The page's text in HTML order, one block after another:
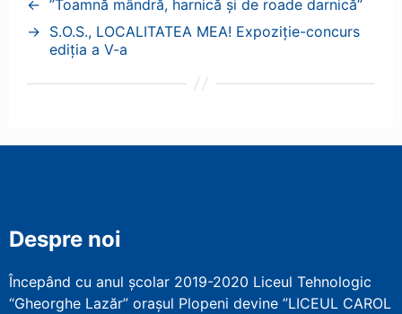
← ”Toamnă mândră, harnică și de roade darnică”
→ S.O.S., LOCALITATEA MEA! Expoziție-concurs
ediția a V-a
Despre noi
Începând cu anul școlar 2019-2020 Liceul Tehnologic
“Gheorghe Lazăr” orașul Plopeni devine ”LICEUL CAROL